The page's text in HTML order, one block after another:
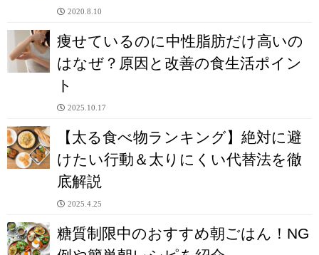
2020.8.10
痩せているのに中性脂肪だけ高いの
はなぜ？原因と改善の食生活ポイン
ト
2025.10.17
【太る食べ物ランキング】絶対に避
けたい行動＆太りにくい代替法を徹
底解説
2025.4.25
糖質制限中のおすすめ朝ごはん！NG